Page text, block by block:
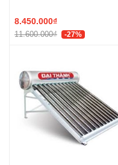
8.450.000₫
11.600.000₫ -27%